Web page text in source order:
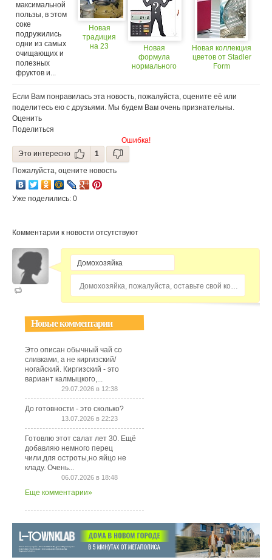
максимальной
пользы, в этом
соке
подружились
одни из самых
очищающих и
полезных
фруктов и...
Новая
традиция
на 23
Новая
формула
нормального
Новая коллекция
цветов от Stadler
Form
Если Вам понравилась эта новость, пожалуйста, оцените её или
поделитесь ею с друзьями. Мы будем Вам очень признательны.
Оценить
Поделиться
Ошибка!
Это интересно
1
Пожалуйста, оцените новость
Уже поделились: 0
Комментарии к новости отсутствуют
Домохозяйка, пожалуйста, оставьте свой комментарий...
Новые комментарии
Это описан обычный чай со
сливками, а не киргизский/
ногайский. Киргизский - это
вариант калмыцкого,...
29.07.2026 в 12:38
До готовности - это сколько?
13.07.2026 в 22:23
Готовлю этот салат лет 30. Ещё
добавляю немного перец
чили,для остроты,но яйцо не
кладу. Очень...
06.07.2026 в 18:48
Еще комментарии»